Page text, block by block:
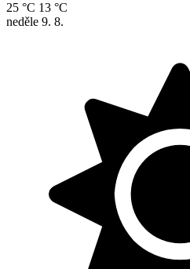
25 °C 13 °C
neděle 9. 8.